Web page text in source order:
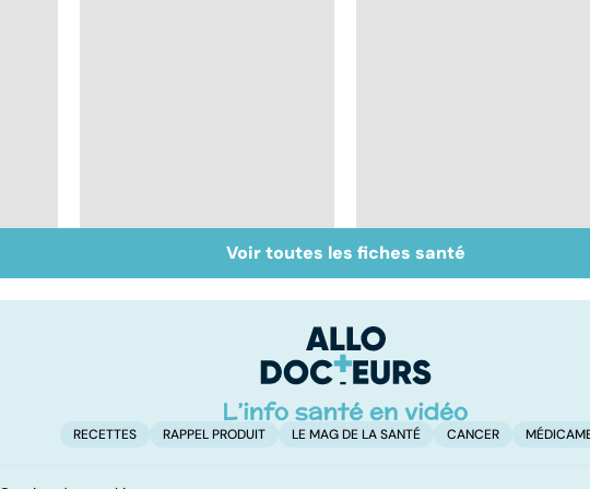
Tout savoir sur les
infections
Inflammation des
amygdales : que faire
Voir toutes les fiches santé
RECETTES RAPPEL PRODUIT LE MAG DE LA SANTÉ CANCER